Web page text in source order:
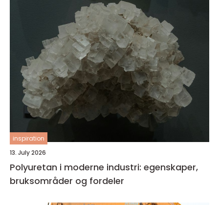
inspiration
13. July 2026
Polyuretan i moderne industri: egenskaper,
bruksområder og fordeler